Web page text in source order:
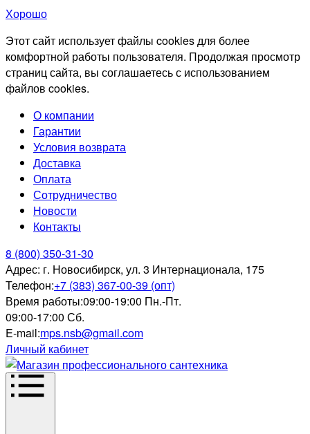
Хорошо
Этот сайт использует файлы cookies для более
комфортной работы пользователя. Продолжая просмотр
страниц сайта, вы соглашаетесь с использованием
файлов cookies.
О компании
Гарантии
Условия возврата
Доставка
Оплата
Сотрудничество
Новости
Контакты
8 (800) 350-31-30
Адрес: г. Новосибирск, ул. 3 Интернационала, 175
Телефон:+7 (383) 367-00-39 (опт)
Время работы:09:00-19:00 Пн.-Пт.
09:00-17:00 Сб.
E-mail:mps.nsb@gmail.com
Личный кабинет